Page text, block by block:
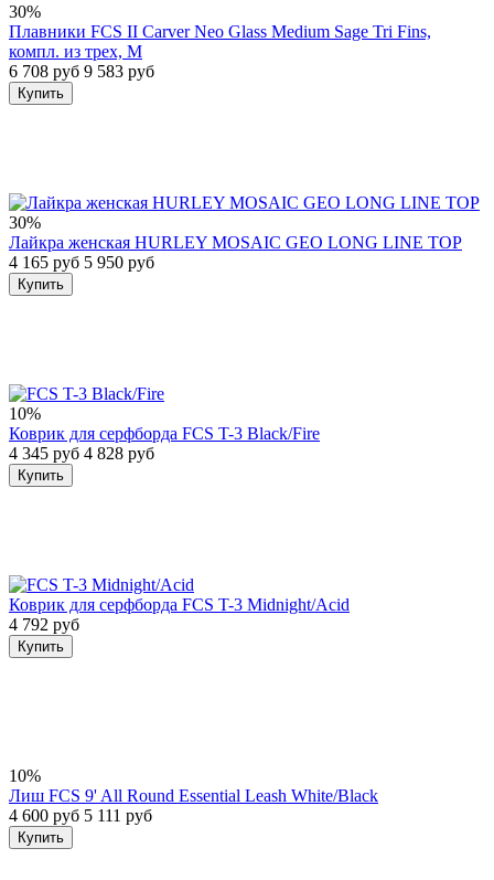
30%
Плавники FCS II Carver Neo Glass Medium Sage Tri Fins,
компл. из трех, M
6 708 руб 9 583 руб
Купить
30%
Лайкра женская HURLEY MOSAIC GEO LONG LINE TOP
4 165 руб 5 950 руб
Купить
10%
Коврик для серфборда FCS T-3 Black/Fire
4 345 руб 4 828 руб
Купить
Коврик для серфборда FCS T-3 Midnight/Acid
4 792 руб
Купить
10%
Лиш FCS 9' All Round Essential Leash White/Black
4 600 руб 5 111 руб
Купить